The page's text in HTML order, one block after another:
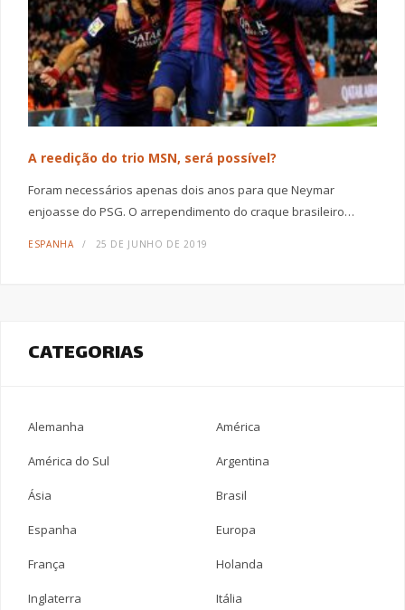
A reedição do trio MSN, será possível?
Foram necessários apenas dois anos para que Neymar
enjoasse do PSG. O arrependimento do craque brasileiro…
ESPANHA 25 DE JUNHO DE 2019
CATEGORIAS
Alemanha América
América do Sul Argentina
Ásia Brasil
Espanha Europa
França Holanda
Inglaterra Itália